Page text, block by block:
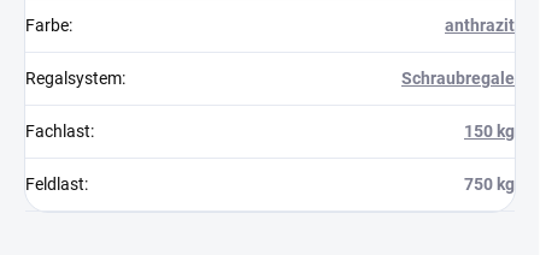
Farbe: anthrazit
Regalsystem: Schraubregale
Fachlast: 150 kg
Feldlast: 750 kg